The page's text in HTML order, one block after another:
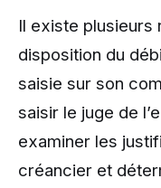
Il existe plusieurs
disposition du
saisie sur son
saisir le juge de
examiner les
créancier et